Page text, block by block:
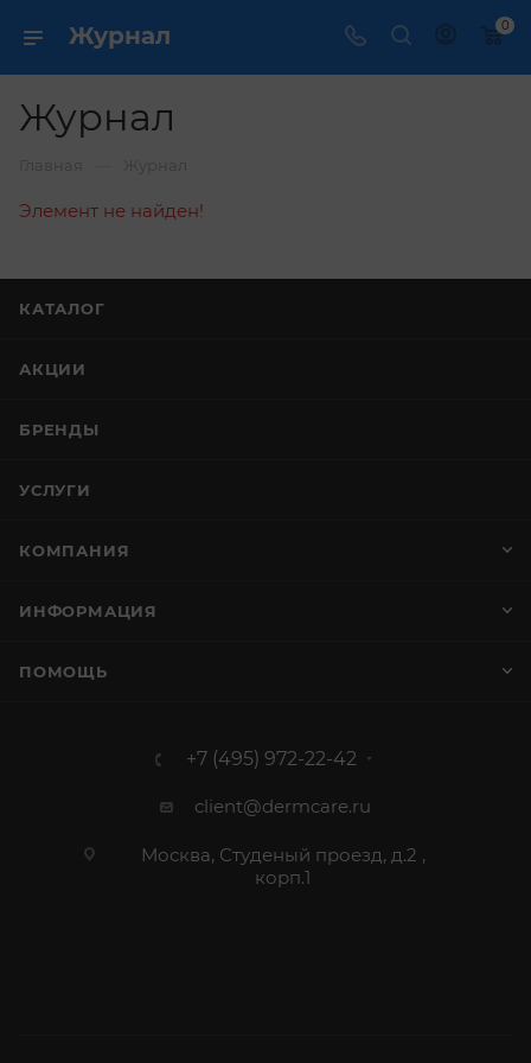
Журнал 0
Журнал
Элемент не найден!
КАТАЛОГ
АКЦИИ
БРЕНДЫ
УСЛУГИ
КОМПАНИЯ
ИНФОРМАЦИЯ
ПОМОЩЬ
+7 (495) 972-22-42
client@dermcare.ru
Москва, Студеный проезд, д.2 ,
корп.1